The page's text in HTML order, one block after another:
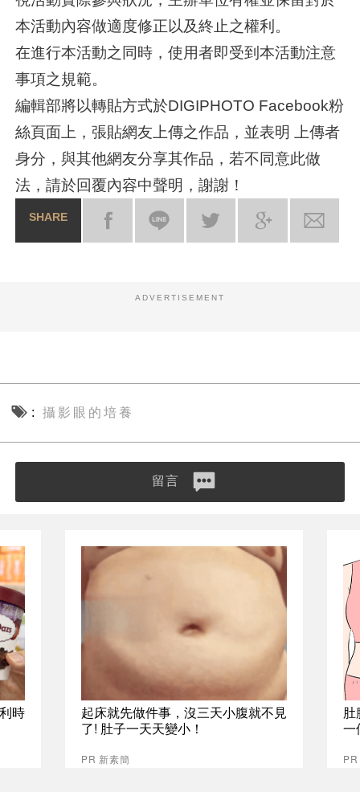
本活動內容做適度修正以及終止之權利。
在進行本活動之同時，使用者即受到本活動注意
事項之規範。
編輯部將以轉貼方式於DIGIPHOTO Facebook粉
絲頁面上，張貼網友上傳之作品，並表明 上傳者
身分，與其他網友分享其作品，若不同意此做
法，請於回覆內容中聲明，謝謝！
SHARE
ADVERTISEMENT
攝影眼的培養
留言
時
起床就先做件事，沒三天小腹就不見
了! 肚子一天天變小！
PR 新素簡
肚
一